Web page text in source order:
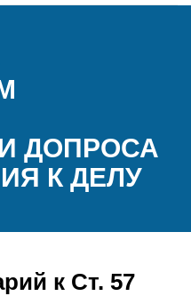
ДОПРОСА
К ДЕЛУ
к Ст. 57